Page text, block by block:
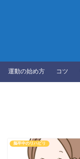
運動の始め方 コツ
脳卒中のリハビリ